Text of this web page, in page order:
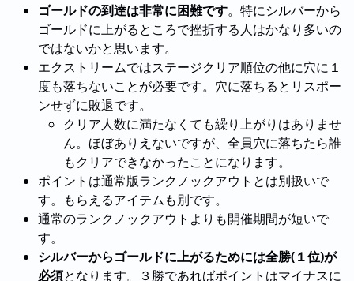
ゴールドの到達は非常に困難です。特にシルバーから
ゴールドに上がるところで挫折する人はかなり多いの
ではないかと思います。
エクストリームではステージクリア順位の他に穴に１
度も落ちないことが必要です。穴に落ちるとリスポー
ンせずに敗退です。
クリア人数に満たなくても繰り上がりはありませ
ん。ほぼありえないですが、全員穴に落ちたら誰
もクリアできなかったことになります。
ポイントは通常版ランクノックアウトとは別扱いで
す。もらえるアイテムも別です。
通常のランクノックアウトよりも開催期間が短いで
す。
シルバーからゴールドに上がるためには全勝(１位)が
必須となります。３勝であればポイントはマイナスに